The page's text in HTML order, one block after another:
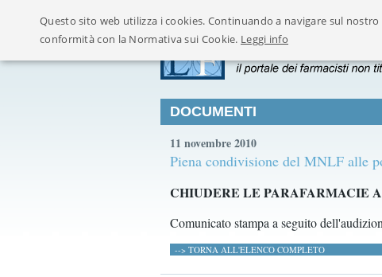
DOCUMENTI
11 novembre 2010
Piena condivisione del MNLF alle
CHIUDERE LE PARAFARMACIE
Comunicato stampa a seguito
--> TORNA ALL'ELENCO COMPLETO
Questo sito web utilizza i cookies. Continuando a navigare sul
conformità con la Normativa sui Cookie. Leggi info